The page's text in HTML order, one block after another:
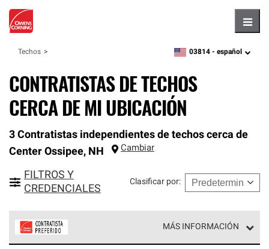
Techos zipcode,language
03814 - español
CONTRATISTAS DE TECHOS
CERCA DE MI UBICACIÓN
3 Contratistas independientes de techos cerca de
Center Ossipee, NH Cambiar
FILTROS Y
CREDENCIALES
Clasificar por:
MÁS INFORMACIÓN